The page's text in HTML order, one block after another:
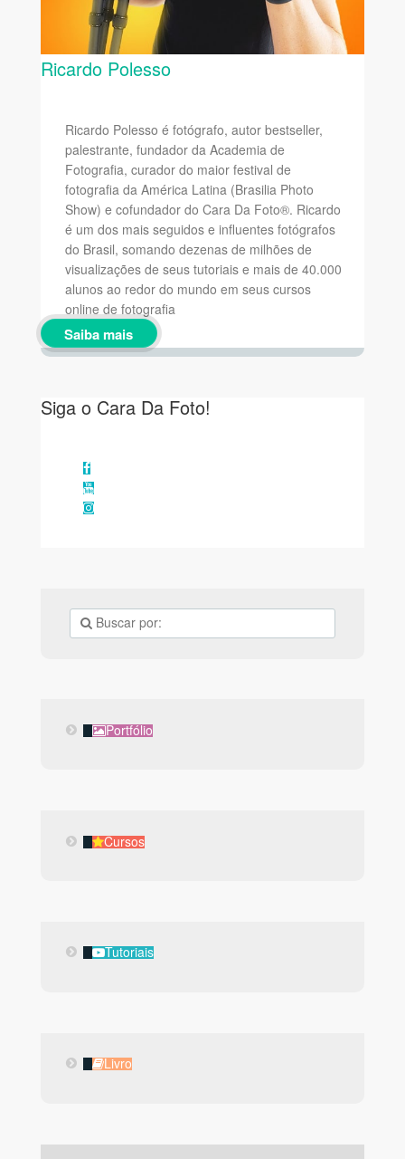
Ricardo Polesso
Ricardo Polesso é fotógrafo, autor bestseller,
palestrante, fundador da Academia de
Fotografia, curador do maior festival de
fotografia da América Latina (Brasilia Photo
Show) e cofundador do Cara Da Foto®. Ricardo
é um dos mais seguidos e influentes fotógrafos
do Brasil, somando dezenas de milhões de
visualizações de seus tutoriais e mais de 40.000
alunos ao redor do mundo em seus cursos
online de fotografia
Saiba mais
Siga o Cara Da Foto!
Facebook
YouTube
Instagram
PortfólioPortfólio
CursosCursos
TutoriaisTutoriais
LivroLivro